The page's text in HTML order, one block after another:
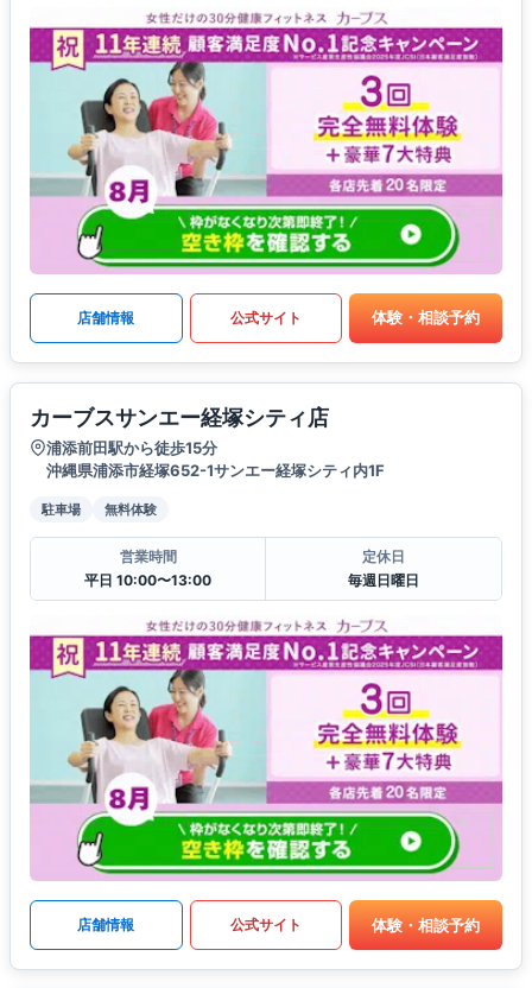
店舗情報 公式サイト 体験・相談予約
カーブスサンエー経塚シティ店
浦添前田駅から徒歩15分
沖縄県浦添市経塚652-1サンエー経塚シティ内1F
駐車場 無料体験
営業時間
平日 10:00〜13:00
定休日
毎週日曜日
店舗情報 公式サイト 体験・相談予約